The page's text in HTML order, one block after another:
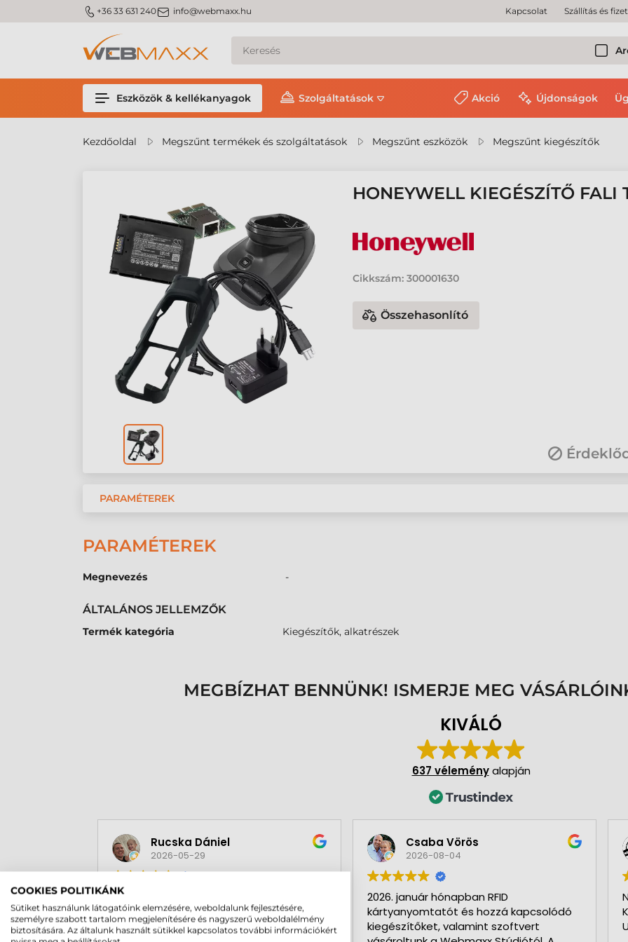
m_phone +36 33 631 240m_email info@webmaxx.hu Kapcsolat Szállítás és
Eszközök & kellékanyagok Szolgáltatások Akció Újdonságok
Kezdőoldal Megszűnt termékek és szolgáltatások Megszűnt eszközök Megszűnt kiegészítők
HONEYWELL KIEGÉSZÍTŐ FALI
Cikkszám: 300001630
Összehasonlító
PARAMÉTEREK
PARAMÉTEREK
Megnevezés -
ÁLTALÁNOS JELLEMZŐK
Termék kategória Kiegészítők, alkatrészek
MEGBÍZHAT BENNÜNK! ISMERJE MEG
KIVÁLÓ
637 véleményalapján
Rucska Dániel
2026-05-29
Csaba Vörös
2026-08-04
2026. január hónapban RFID
kártyanyomtatót és hozzá kapcsolódó
kiegészítőket, valamint szoftvert
COOKIES POLITIKÁNK
Sütiket használunk látogatóink elemzésére, weboldalunk fejlesztésére,
személyre szabott tartalom megjelenítésére és nagyszerű weboldalélmény
biztosítására. Az általunk használt sütikkel kapcsolatos további információkért